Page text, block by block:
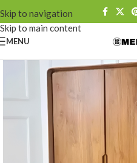
Skip to navigation
Skip to main content
MENU